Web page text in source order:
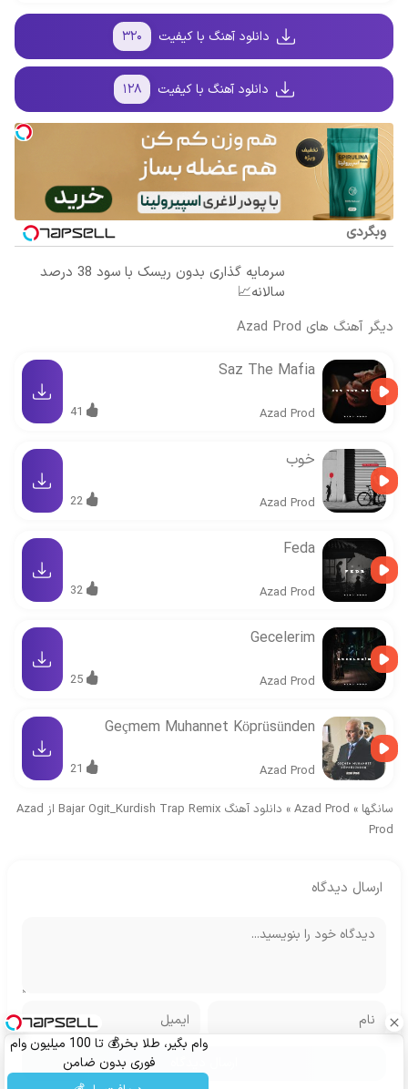
دانلود آهنگ با کیفیت ۳۲۰
دانلود آهنگ با کیفیت ۱۲۸
وبگردی
سرمایه گذاری بدون ریسک با سود 38 درصد
سالانه📈
دیگر آهنگ های Azad Prod
Saz The Mafia
Azad Prod
41
خوب
Azad Prod
22
Feda
Azad Prod
32
Gecelerim
Azad Prod
25
Geçmem Muhannet Köprüsünden
Azad Prod
21
سانگها »
Azad Prod
»
دانلود آهنگ Bajar Ogit_Kurdish Trap Remix از Azad
Prod
ارسال دیدگاه
وام بگیر، طلا بخر💰 تا 100 میلیون وام
فوری بدون ضامن